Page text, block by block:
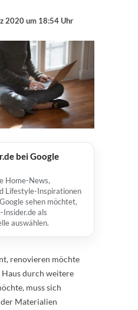
2020 um 18:54 Uhr
bei Google
Home-News,
Lifestyle-Inspirationen
sehen möchtet,
als
auswählen.
renovieren möchte
durch weitere
muss sich
Materialien